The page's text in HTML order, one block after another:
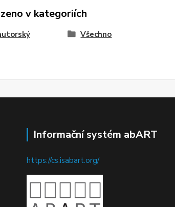
v kategoriích
Všechno
Informační systém abART
https://cs.isabart.org/